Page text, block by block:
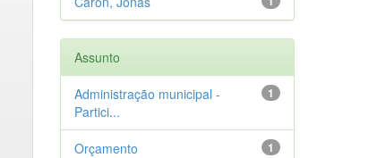
Assunto
1
Administração municipal -
Partici...
1
Orçamento